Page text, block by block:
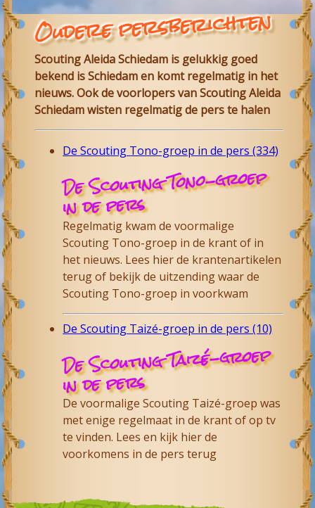
Oudere persberichten
Scouting Aleida Schiedam is gelukkig goed
bekend is Schiedam en komt regelmatig in het
nieuws. Ook de voorlopers van Scouting Aleida
Schiedam wisten regelmatig de pers te halen
De Scouting Tono-groep in de pers (334)
De Scouting Tono-groep
in de pers
Regelmatig kwam de voormalige
Scouting Tono-groep in de krant of in
het nieuws. Lees hier de krantenartikelen
terug of bekijk de uitzending waar de
Scouting Tono-groep in voorkwam
De Scouting Taizé-groep in de pers (10)
De Scouting Taizé-groep
in de pers
De voormalige Scouting Taizé-groep was
met enige regelmaat in de krant of op tv
te vinden. Lees en kijk hier de
voorkomens in de pers terug